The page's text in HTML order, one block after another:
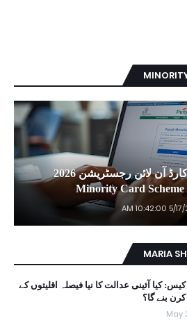
حکومتِ پنجاب اقلیتی کارڈ آن لائن رجسٹریشن 2026
Minority Card
5/17/2026
MARIA
کیس: کیا آئینی عدالت کا نیا فیصلہ اقلیتوں کے
بنے گا؟
May